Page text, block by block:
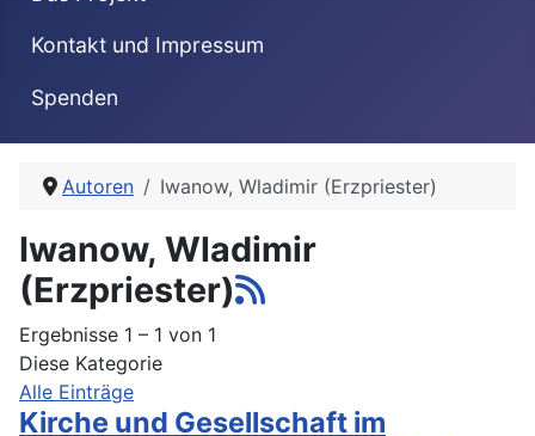
Kontakt und Impressum
Spenden
Autoren Iwanow, Wladimir (Erzpriester)
Iwanow, Wladimir
(Erzpriester)
Ergebnisse 1 – 1 von 1
Diese Kategorie
Alle Einträge
Kirche und Gesellschaft im